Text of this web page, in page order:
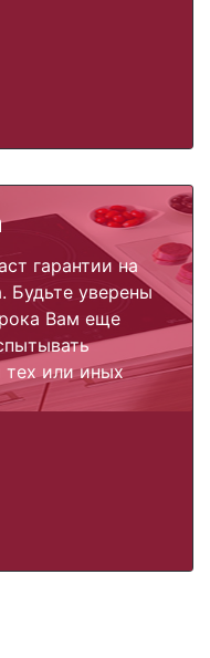
гарантии на
Будьте уверены
Вам еще
или иных